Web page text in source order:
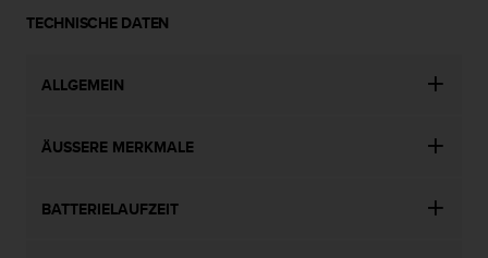
TECHNISCHE DATEN
ALLGEMEIN
ÄUSSERE MERKMALE
BATTERIELAUFZEIT